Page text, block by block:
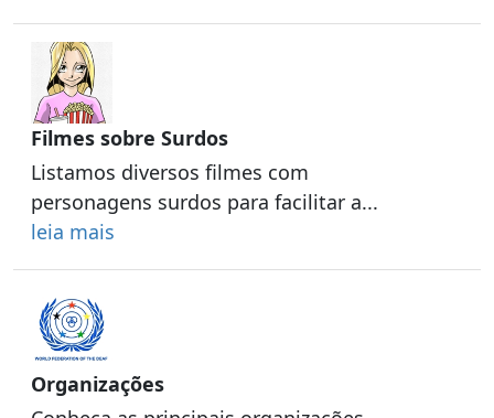
Filmes sobre Surdos
Listamos diversos filmes com
personagens surdos para facilitar a...
leia mais
Organizações